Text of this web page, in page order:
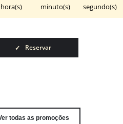
hora(s) minuto(s) segundo(s)
Reservar
todas as promoções